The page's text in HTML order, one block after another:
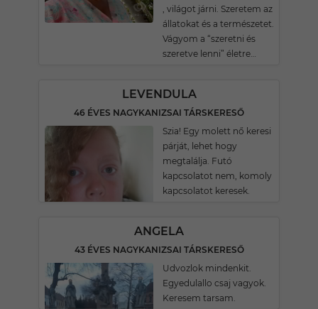
, világot járni. Szeretem az
állatokat és a természetet.
Vágyom a “szeretni és
szeretve lenni” életre…
LEVENDULA
46 ÉVES NAGYKANIZSAI TÁRSKERESŐ
Szia! Egy molett nő keresi
párját, lehet hogy
megtalálja. Futó
kapcsolatot nem, komoly
kapcsolatot keresek.
ANGELA
43 ÉVES NAGYKANIZSAI TÁRSKERESŐ
Udvozlok mindenkit.
Egyedulallo csaj vagyok.
Keresem tarsam.